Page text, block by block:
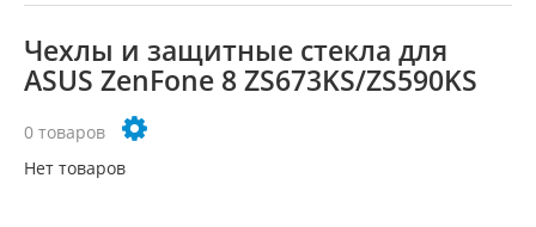
Чехлы и защитные стекла для
ASUS ZenFone 8 ZS673KS/ZS590KS
0 товаров
Нет товаров